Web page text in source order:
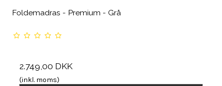
Foldemadras - Premium - Grå
2.749,00 DKK
(inkl. moms)